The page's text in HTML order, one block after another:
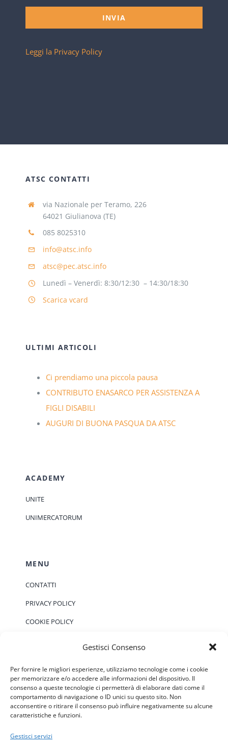
Gestisci Consenso
Per fornire le migliori esperienze, utilizziamo tecnologie come i cookie
per memorizzare e/o accedere alle informazioni del dispositivo. Il
consenso a queste tecnologie ci permetterà di elaborare dati come il
comportamento di navigazione o ID unici su questo sito. Non
acconsentire o ritirare il consenso può influire negativamente su alcune
caratteristiche e funzioni.
Gestisci servizi
INVIA
Leggi la Privacy Policy
ATSC CONTATTI
via Nazionale per Teramo, 226
64021 Giulianova (TE)
085 8025310
info@atsc.info
atsc@pec.atsc.info
Lunedì – Venerdì: 8:30/12:30 – 14:30/18:30
Scarica vcard
ULTIMI ARTICOLI
Ci prendiamo una piccola pausa
CONTRIBUTO ENASARCO PER ASSISTENZA A
FIGLI DISABILI
AUGURI DI BUONA PASQUA DA ATSC
ACADEMY
UNITE
UNIMERCATORUM
MENU
CONTATTI
PRIVACY POLICY
COOKIE POLICY
EVENTI
Notice
Non ci sono eventi previsti.